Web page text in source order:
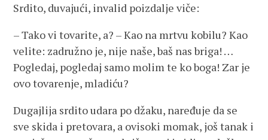
Srdito, duvajući, invalid poizdalje viče:
– Tako vi tovarite, a? – Kao na mrtvu kobilu? Kao
velite: zadružno je, nije naše, baš nas briga! …
Pogledaj, pogledaj samo molim te ko boga! Zar je
ovo tovarenje, mladiću?
Dugajlija srdito udara po džaku, naređuje da se
sve skida i pretovara, a ovisoki momak, još tanak i